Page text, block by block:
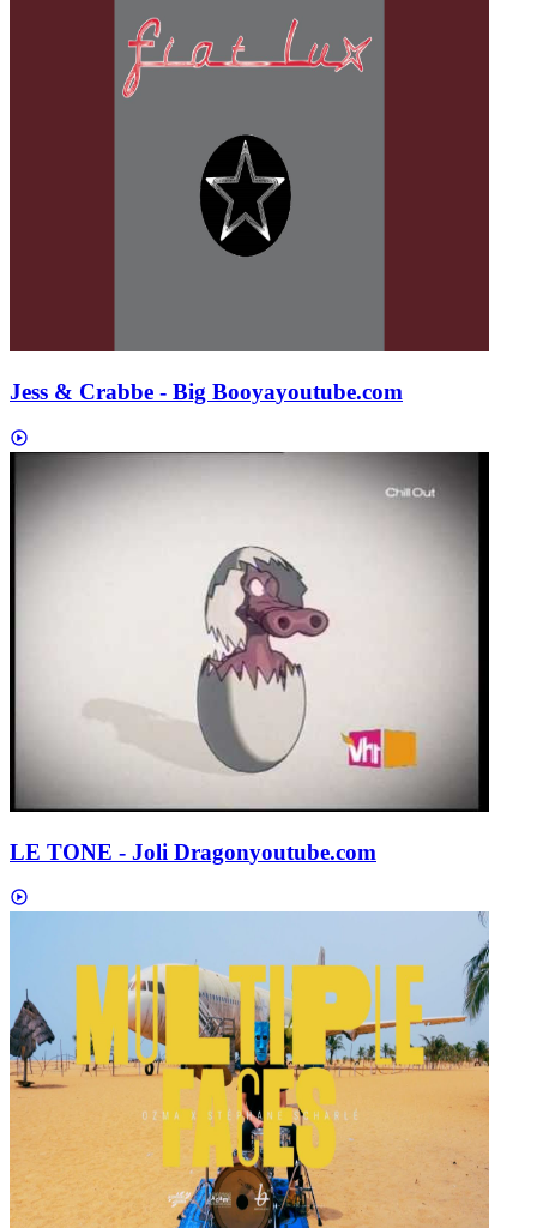
Jess & Crabbe - Big Booyayoutube.com
LE TONE - Joli Dragonyoutube.com